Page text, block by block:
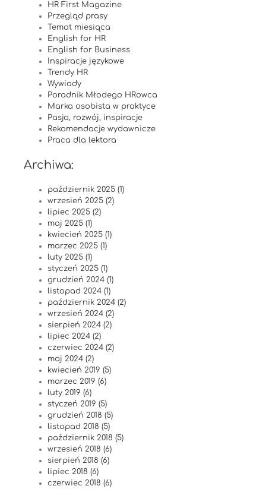
HR First Magazine
Przegląd prasy
Temat miesiąca
English for HR
English for Business
Inspiracje językowe
Trendy HR
Wywiady
Poradnik Młodego HRowca
Marka osobista w praktyce
Pasja, rozwój, inspiracje
Rekomendacje wydawnicze
Praca dla lektora
Archiwa:
październik 2025 (1)
wrzesień 2025 (2)
lipiec 2025 (2)
maj 2025 (1)
kwiecień 2025 (1)
marzec 2025 (1)
luty 2025 (1)
styczeń 2025 (1)
grudzień 2024 (1)
listopad 2024 (1)
październik 2024 (2)
wrzesień 2024 (2)
sierpień 2024 (2)
lipiec 2024 (2)
czerwiec 2024 (2)
maj 2024 (2)
kwiecień 2019 (5)
marzec 2019 (6)
luty 2019 (6)
styczeń 2019 (5)
grudzień 2018 (5)
listopad 2018 (5)
październik 2018 (5)
wrzesień 2018 (6)
sierpień 2018 (6)
lipiec 2018 (6)
czerwiec 2018 (6)